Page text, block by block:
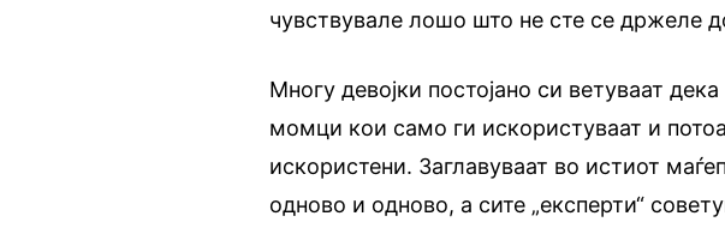
чувствувале лошо што не сте се држеле
Многу девојки постојано си ветуваат
момци кои само ги искористуваат и
искористени. Заглавуваат во истиот
одново и одново, а сите „експерти“